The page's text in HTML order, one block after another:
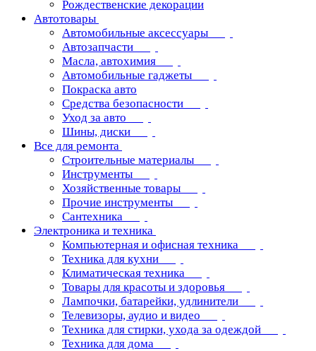
Рождественские декорации
Автотовары
Автомобильные аксессуары
Автозапчасти
Масла, автохимия
Автомобильные гаджеты
Покраска авто
Средства безопасности
Уход за авто
Шины, диски
Все для ремонта
Строительные материалы
Инструменты
Хозяйственные товары
Прочие инструменты
Сантехника
Электроника и техника
Компьютерная и офисная техника
Техника для кухни
Климатическая техника
Товары для красоты и здоровья
Лампочки, батарейки, удлинители
Телевизоры, аудио и видео
Техника для стирки, ухода за одеждой
Техника для дома